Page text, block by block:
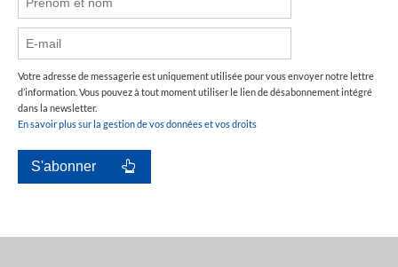
Votre adresse de messagerie est uniquement utilisée pour vous envoyer notre lettre
d’information. Vous pouvez à tout moment utiliser le lien de désabonnement intégré
dans la newsletter.
En savoir plus sur la gestion de vos données et vos droits